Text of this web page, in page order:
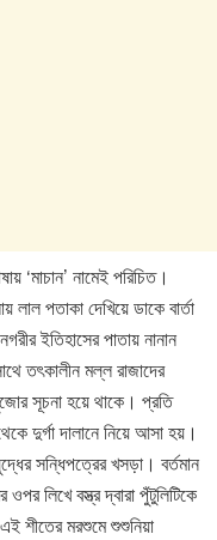
‘মাচান’ নামেই পরিচিত।
লাল পতাকা দেখিয়ে ডাকে বার্তা
ইতিহাসের পাতায় নানান
তৎকালীন মল্ল রাজাদের
সূচনা হয়ে থাকে। প্রতি
দুর্গা দালানে নিয়ে আসা হয়।
সন্ধিপত্রের খসড়া। বর্তমান
লিখে বস্ত্র দ্বারা পুঁটুলিটিকে
শীতের মরশুমে শুশুনিয়া